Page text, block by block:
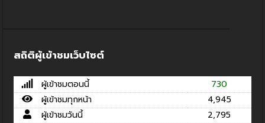
สถิติผู้เข้าชมเว็บไซต์
ผู้เข้าชมตอนนี้
730
ผู้เข้าชมทุกหน้า
4,945
ผู้เข้าชมวันนี้
2,795